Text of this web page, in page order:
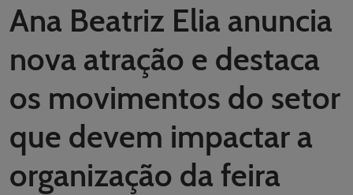
Latin America
Asia
Ana Beatriz Elia anuncia
nova atração e destaca
os movimentos do setor
que devem impactar a
organização da feira